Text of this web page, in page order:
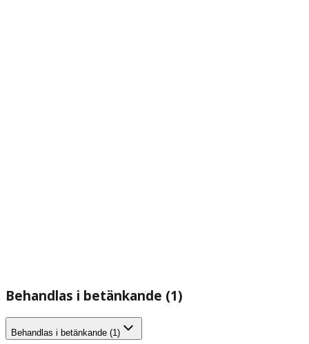
Behandlas i betänkande (1)
Behandlas i betänkande (1)